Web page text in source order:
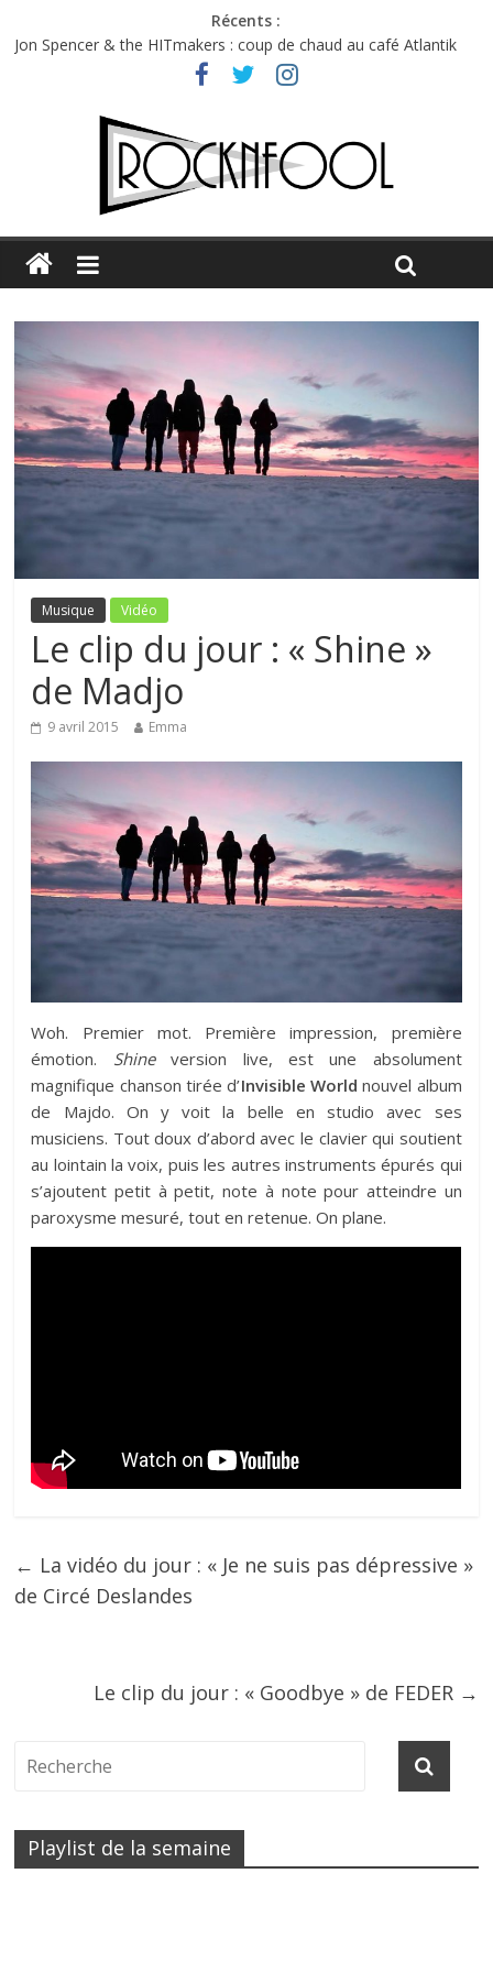
Récents :
Jon Spencer & the HITmakers : coup de chaud au café Atlantik
Hellfest 2026 vendredi : température et émotions en hausse
Hellfest 2026 jeudi : impossible de choisir entre chaleur et bonne
Première édition du Midgard Festival : entre bière, métal et
Charlie Puth à l’Olympia : la leçon de pop du Professeur Puth
Musique Vidéo
Le clip du jour : « Shine »
de Madjo
9 avril 2015 Emma
Woh. Premier mot. Première impression, première
émotion. Shineversion live, est une absolument
magnifique chanson tirée d’Invisible World nouvel album
de Majdo. On y voit la belle en studio avec ses
musiciens. Tout doux d’abord avec le clavier qui soutient
au lointain la voix, puis les autres instruments épurés qui
s’ajoutent petit à petit, note à note pour atteindre un
paroxysme mesuré, tout en retenue. On plane.
← La vidéo du jour : « Je ne suis pas dépressive »
de Circé Deslandes
Le clip du jour : « Goodbye » de FEDER →
Playlist de la semaine